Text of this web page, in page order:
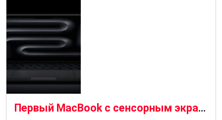
Первый MacBook с сенсорным экраном появится на рынке в этом же году